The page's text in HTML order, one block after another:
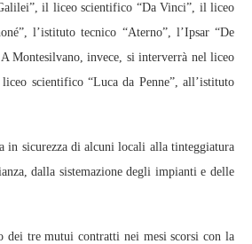
il liceo scientifico “Da Vinci”, il liceo
l’istituto tecnico “Aterno”, l’Ipsar “De
Montesilvano, invece, si interverrà nel liceo
scientifico “Luca da Penne”, all’istituto
in sicurezza di alcuni locali alla tinteggiatura
dalla sistemazione degli impianti e delle
dei tre mutui contratti nei mesi scorsi con la